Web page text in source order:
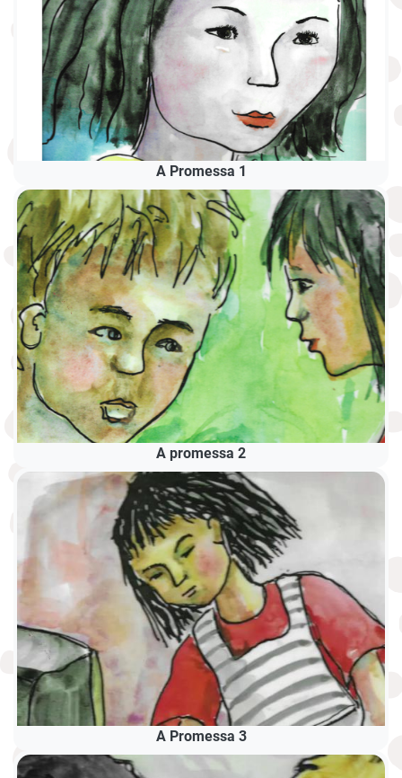
A Promessa 1
A promessa 2
A Promessa 3